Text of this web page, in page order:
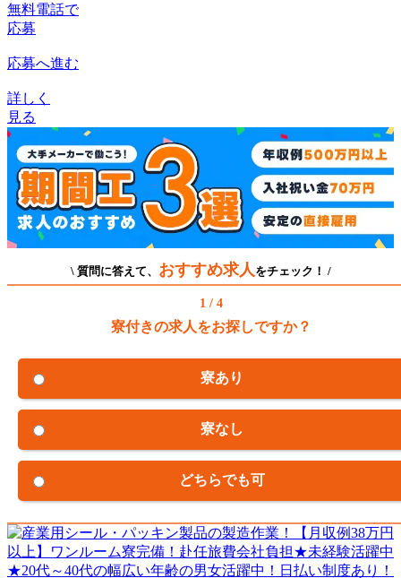
無料電話で
応募
応募へ進む
詳しく
見る
\ 質問に答えて、 おすすめ求人 をチェック！ /
1 / 4
寮付きの求人をお探しですか？
寮あり
寮なし
どちらでも可